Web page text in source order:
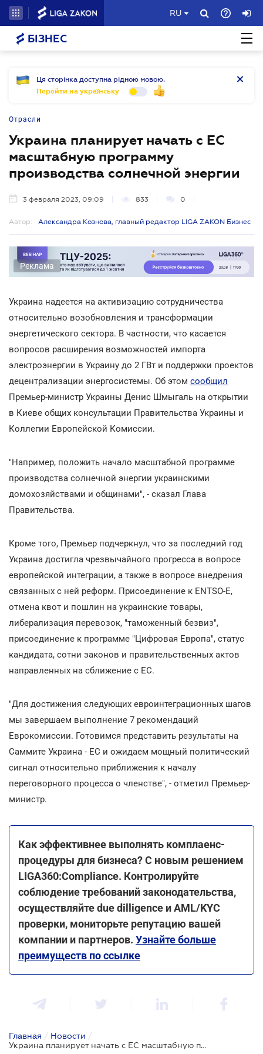
RU
БІЗНЕС
Ця сторінка доступна рідною мовою.
Перейти на українську
Отрасли
Украина планирует начать с ЕС
масштабную программу
производства солнечной энергии
3 февраля 2023, 09:09 833 0
Автор: Александра Кознова, главный редактор LIGA ZAKON Бизнес
Реклама
Украина надеется на активизацию сотрудничества
относительно возобновления и трансформации
энергетического сектора. В частности, что касается
вопросов расширения возможностей импорта
электроэнергии в Украину до 2 ГВт и поддержки проектов
децентрализации энергосистемы. Об этом сообщил
Премьер-министр Украины Денис Шмыгаль на открытии
в Киеве общих консультации Правительства Украины и
Коллегии Европейской Комиссии.
"Например, положить начало масштабной программе
производства солнечной энергии украинскими
домохозяйствами и общинами", - сказал Глава
Правительства.
Кроме того, Премьер подчеркнул, что за последний год
Украина достигла чрезвычайного прогресса в вопросе
европейской интеграции, а также в вопросе внедрения
связанных с ней реформ. Присоединение к ENTSO-E,
отмена квот и пошлин на украинские товары,
либерализация перевозок, "таможенный безвиз",
присоединение к программе "Цифровая Европа", статус
кандидата, сотни законов и правительственных актов
направленных на сближение с ЕС.
"Для достижения следующих евроинтеграционных шагов
мы завершаем выполнение 7 рекомендаций
Еврокомиссии. Готовимся представить результаты на
Саммите Украина - ЕС и ожидаем мощный политический
сигнал относительно приближения к началу
переговорного процесса о членстве", - отметил Премьер-
министр.
Как эффективнее выполнять комплаенс-
процедуры для бизнеса? С новым решением
LIGA360:Compliance. Контролируйте
соблюдение требований законодательства,
осуществляйте due dilligence и AML/KYC
проверки, мониторьте репутацию вашей
компании и партнеров. Узнайте больше
преимуществ по ссылке
Главная / Новости /
Украина планирует начать с ЕС масштабную программу производства солнечной энергии